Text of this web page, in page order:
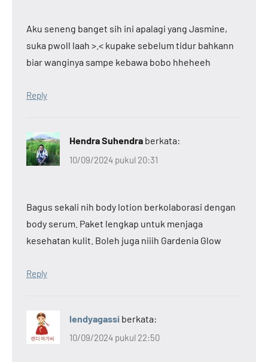
Aku seneng banget sih ini apalagi yang Jasmine,
suka pwoll laah >.< kupake sebelum tidur bahkann
biar wanginya sampe kebawa bobo hheheeh
Reply
Hendra Suhendra berkata:
10/09/2024 pukul 20:31
Bagus sekali nih body lotion berkolaborasi dengan
body serum. Paket lengkap untuk menjaga
kesehatan kulit. Boleh juga niiih Gardenia Glow
Reply
lendyagassi berkata:
10/09/2024 pukul 22:50